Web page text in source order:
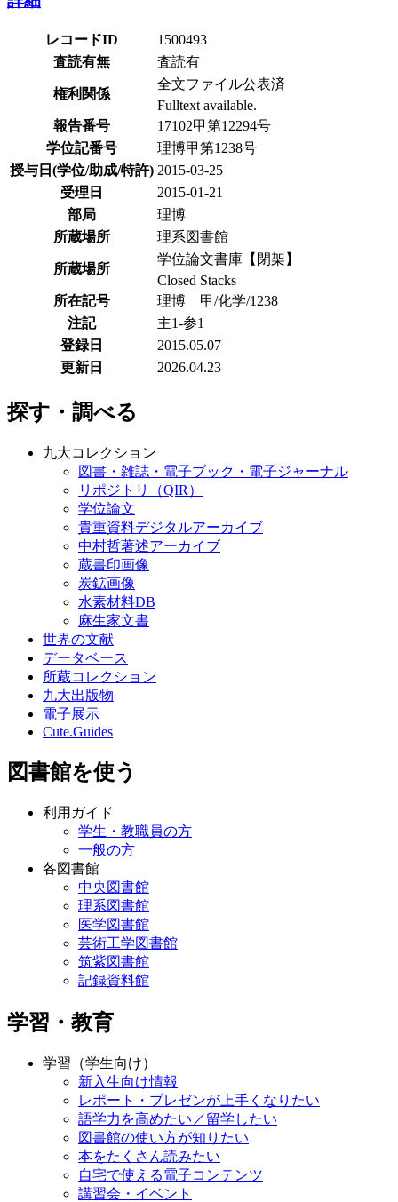
レコードID
1500493
査読有無
査読有
権利関係
全文ファイル公表済
Fulltext available.
報告番号
17102甲第12294号
学位記番号
理博甲第1238号
授与日(学位/助成/特許) 2015-03-25
受理日
2015-01-21
部局
理博
所蔵場所
理系図書館
所蔵場所
学位論文書庫【閉架】
Closed Stacks
所在記号
理博 甲/化学/1238
注記
主1-参1
登録日
2015.05.07
更新日
2026.04.23
探す・調べる
九大コレクション
図書・雑誌・電子ブック・電子ジャーナル
リポジトリ（QIR）
学位論文
貴重資料デジタルアーカイブ
中村哲著述アーカイブ
蔵書印画像
炭鉱画像
水素材料DB
麻生家文書
世界の文献
データベース
所蔵コレクション
九大出版物
電子展示
Cute.Guides
図書館を使う
利用ガイド
学生・教職員の方
一般の方
各図書館
中央図書館
理系図書館
医学図書館
芸術工学図書館
筑紫図書館
記録資料館
学習・教育
学習（学生向け）
新入生向け情報
レポート・プレゼンが上手くなりたい
語学力を高めたい／留学したい
図書館の使い方が知りたい
本をたくさん読みたい
自宅で使える電子コンテンツ
講習会・イベント